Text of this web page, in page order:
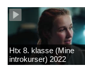
Htx 8. klasse (Mine
introkurser) 2022